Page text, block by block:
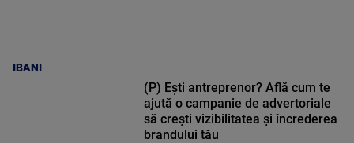
IBANI
(P) Ești antreprenor? Află cum te
ajută o campanie de advertoriale
să crești vizibilitatea și încrederea
brandului tău